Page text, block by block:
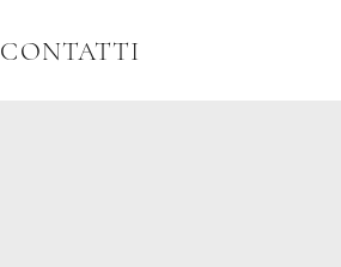
CONTATTI